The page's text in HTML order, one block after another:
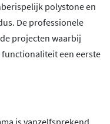
polystone en
De professionele
projecten waarbij
een eerste